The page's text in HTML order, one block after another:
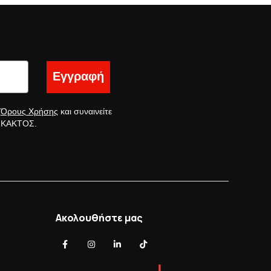
Εγγραφή
Όρους Χρήσης και συναινείτε
ΚΑΚΤΟΣ.
Ακολουθήστε μας